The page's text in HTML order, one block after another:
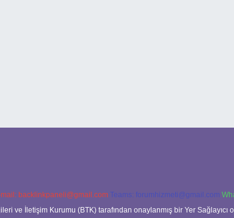
mail: backlinkpaneli@gmail.com Teams: forumhizmeti@gmail.com
ve İletişim Kurumu (BTK) tarafından onaylanmış bir Yer